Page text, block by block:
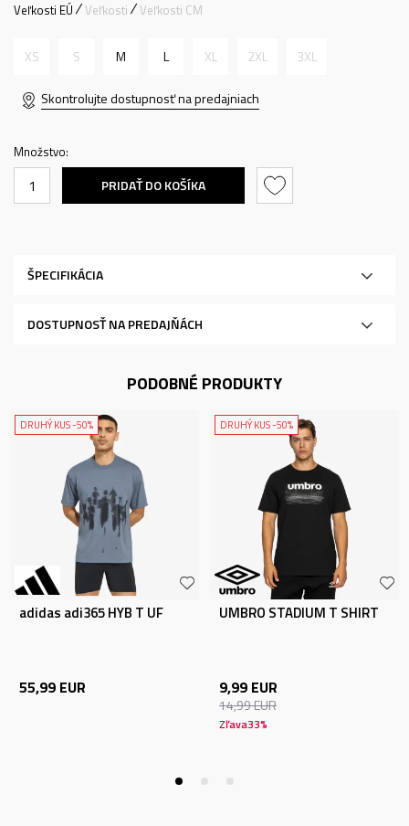
Veľkosti EÚ Veľkosti Veľkosti CM
XS S M L XL 2XL 3XL
Skontrolujte dostupnosť na predajniach
Množstvo:
PRIDAŤ DO KOŠÍKA
ŠPECIFIKÁCIA
DOSTUPNOSŤ NA PREDAJŇÁCH
PODOBNÉ PRODUKTY
DRUHÝ KUS -50%
adidas adi365 HYB T UF
55,99 EUR
DRUHÝ KUS -50%
UMBRO STADIUM T SHIRT
9,99 EUR
14,99EUR
Zľava33%